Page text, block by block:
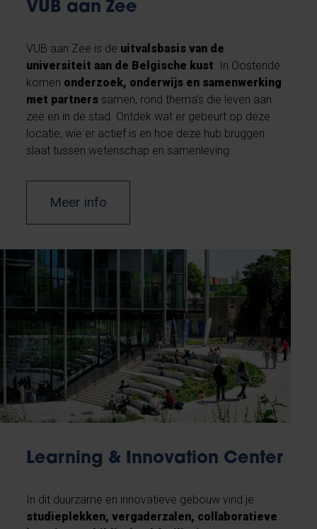
VUB aan Zee
VUB aan Zee is de uitvalsbasis van de
universiteit aan de Belgische kust. In Oostende
komen onderzoek, onderwijs en samenwerking
met partners samen, rond thema’s die leven aan
zee en in de stad. Ontdek wat er gebeurt op deze
locatie, wie er actief is en hoe deze hub bruggen
slaat tussen wetenschap en samenleving.
Meer info
Learning & Innovation Center
In dit duurzame en innovatieve gebouw vind je
studieplekken, vergaderzalen, collaboratieve